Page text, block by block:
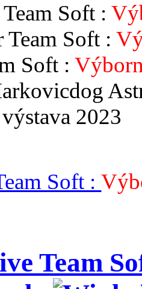
Soft :
Team Soft :
Soft :
Soft :
Team